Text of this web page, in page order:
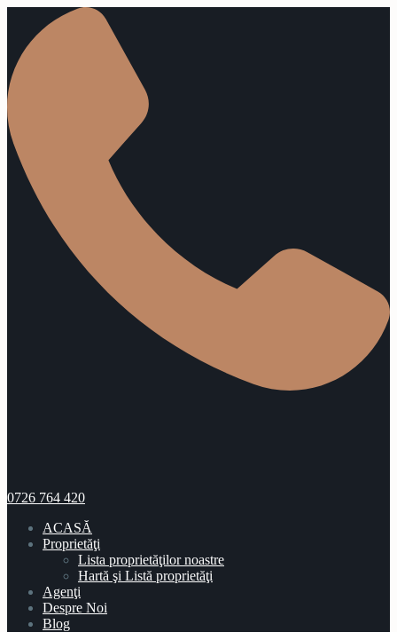
0726 764 420
ACASĂ
Proprietăţi
Lista proprietăţilor noastre
Hartă şi Listă proprietăţi
Agenţi
Despre Noi
Blog